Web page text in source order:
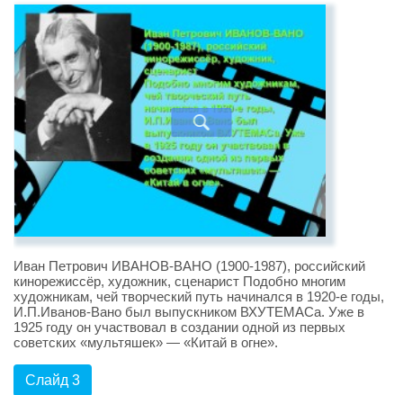
Иван Петрович ИВАНОВ-ВАНО (1900-1987), российский
кинорежиссёр, художник, сценарист Подобно многим
художникам, чей творческий путь начинался в 1920-е годы,
И.П.Иванов-Вано был выпускником ВХУТЕМАСа. Уже в
1925 году он участвовал в создании одной из первых
советских «мультяшек» — «Китай в огне».
Слайд 3